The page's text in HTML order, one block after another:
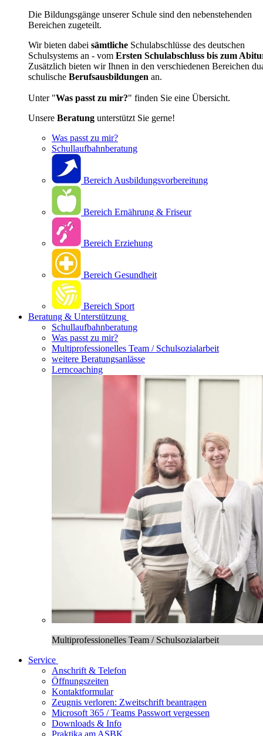
Die Bildungsgänge unserer Schule sind den nebenstehenden
Bereichen zugeteilt.
Wir bieten dabei sämtliche Schulabschlüsse des deutschen
Schulsystems an - vom Ersten Schulabschluss bis zum
Zusätzlich bieten wir Ihnen in den verschiedenen Bereichen
schulische Berufsausbildungen an.
Unter "Was passt zu mir?" finden Sie eine Übersicht.
Unsere Beratung unterstützt Sie gerne!
Was passt zu mir?
Schullaufbahnberatung
Bereich Ausbildungsvorbereitung
Bereich Ernährung & Friseur
Bereich Erziehung
Bereich Gesundheit
Bereich Sport
Beratung & Unterstützung
Schullaufbahnberatung
Was passt zu mir?
Multipro­fessionelles Team / Schulsozialarbeit
weitere Beratungsanlässe
Lerncoaching
Multiprofessionelles Team / Schulsozialarbeit
Service
Anschrift & Telefon
Öffnungszeiten
Kontaktformular
Zeugnis verloren: Zweitschrift beantragen
Microsoft 365 / Teams Passwort vergessen
Downloads & Info
Praktika am ASBK